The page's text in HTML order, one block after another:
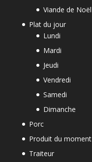
Viande de Noël
Plat du jour
Lundi
Mardi
Jeudi
Vendredi
Samedi
Dimanche
Porc
Produit du moment
Traiteur